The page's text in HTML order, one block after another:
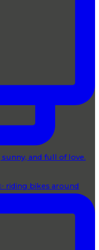
riding bikes around